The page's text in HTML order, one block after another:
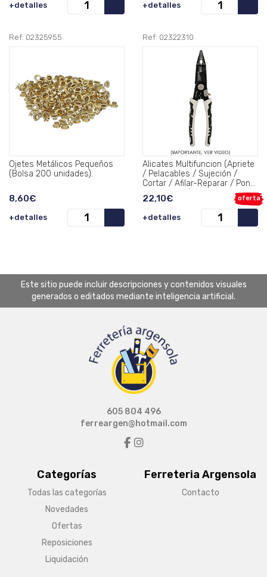
+detalles +detalles
Ref: 02325955
Ojetes Metálicos Pequeños
(Bolsa 200 unidades).
8,60€
+detalles
Ref: 02322310
Alicates Multifuncion (Apriete
/ Pelacables / Sujeción /
Cortar / Afilar-Reparar / Poner
Terminales / Arrancar y Rizar
Cable).
oferta
22,10€
+detalles
Este sitio puede incluir descripciones y contenidos visuales
generados o editados mediante inteligencia artificial.
Categorías
Todas las categorías
Novedades
Ofertas
Reposiciones
Liquidación
Ferreteria Argensola
Contacto
605 804 496
ferreargen@hotmail.com